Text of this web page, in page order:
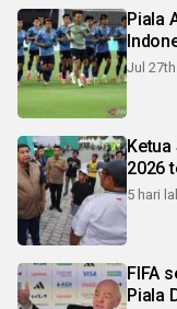
Piala
Jul 27th
2026
5 hari
FIFA
Piala